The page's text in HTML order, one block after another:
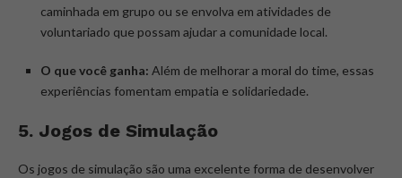
caminhada em grupo ou se envolva em atividades de
voluntariado que possam ajudar a comunidade local.
O que você ganha: Além de melhorar a moral do time, essas
experiências fomentam empatia e solidariedade.
5. Jogos de Simulação
Os jogos de simulação são uma excelente forma de desenvolver